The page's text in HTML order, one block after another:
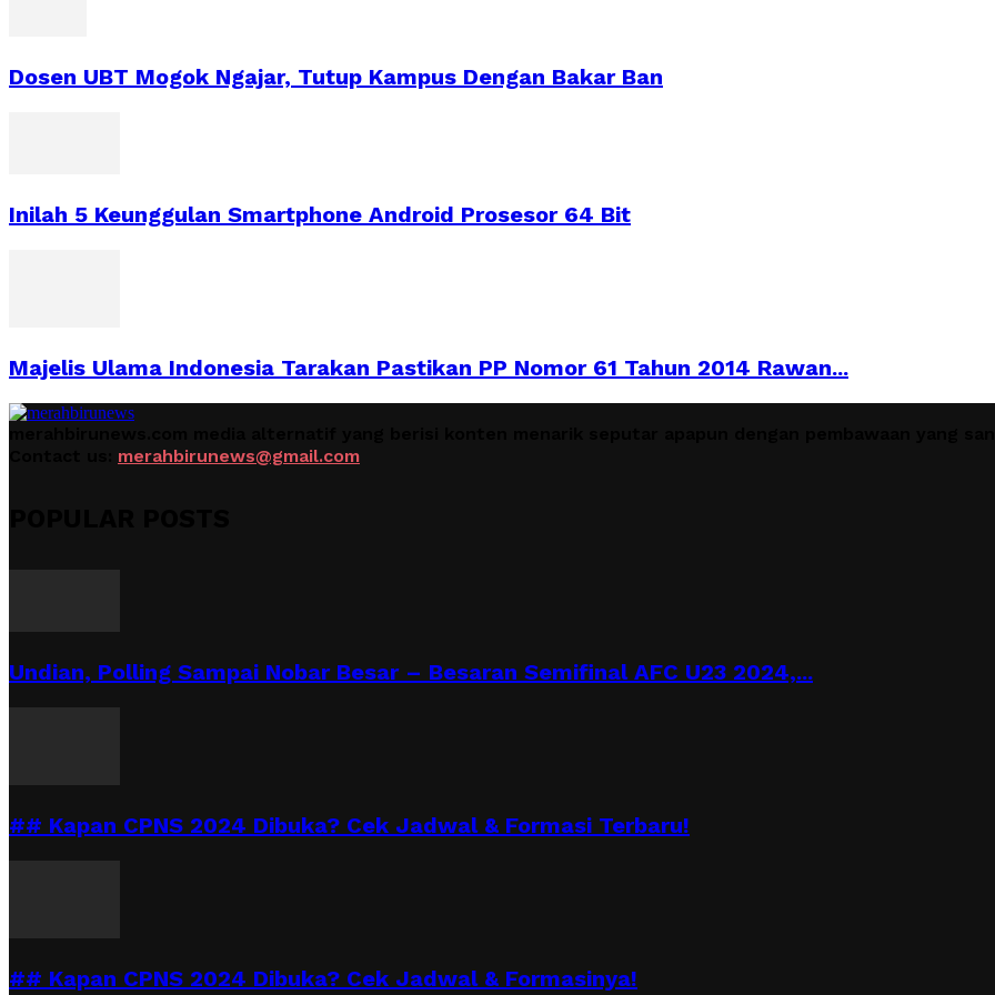
Dosen UBT Mogok Ngajar, Tutup Kampus Dengan Bakar Ban
Inilah 5 Keunggulan Smartphone Android Prosesor 64 Bit
Majelis Ulama Indonesia Tarakan Pastikan PP Nomor 61 Tahun 2014 Rawan...
merahbirunews@gmail.com
Undian, Polling Sampai Nobar Besar – Besaran Semifinal AFC U23 2024,...
## Kapan CPNS 2024 Dibuka? Cek Jadwal & Formasi Terbaru!
## Kapan CPNS 2024 Dibuka? Cek Jadwal & Formasinya!